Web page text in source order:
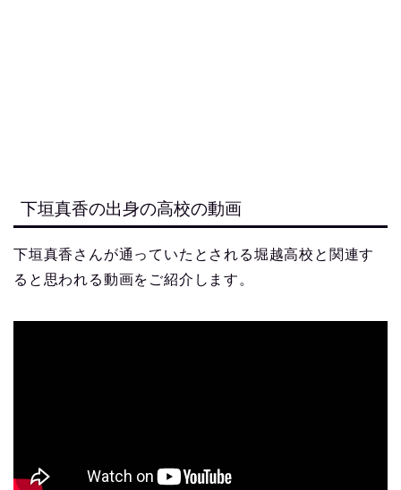
下垣真香の出身の高校の動画
下垣真香さんが通っていたとされる堀越高校と関連す
ると思われる動画をご紹介します。